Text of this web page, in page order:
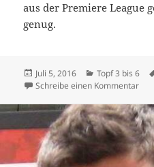
aus der Premiere League
genug.
Veröffentlicht
am
Juli 5, 2016 Kategorien
Topf 3 bis 6
Schreibe einen Kommentarzu